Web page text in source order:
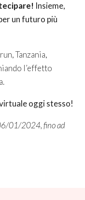
Insieme,
un futuro più
Tanzania,
l’effetto
oggi stesso!
01/2024, fino ad